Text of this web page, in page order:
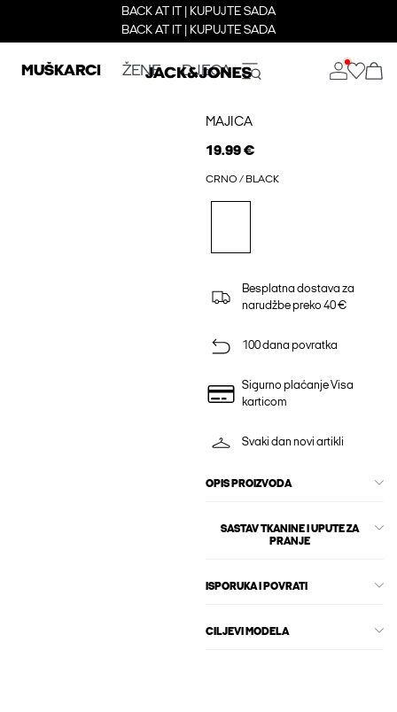
BACK AT IT | KUPUJTE SADA
BACK AT IT | KUPUJTE SADA
MUŠKARCI ŽENE DJECA
MAJICA
19.99 €
CRNO / BLACK
Besplatna dostava za
narudžbe preko 40 €
100 dana povratka
Sigurno plaćanje Visa
karticom
Svaki dan novi artikli
OPIS PROIZVODA
SASTAV TKANINE I UPUTE ZA
PRANJE
ISPORUKA I POVRATI
CILJEVI MODELA